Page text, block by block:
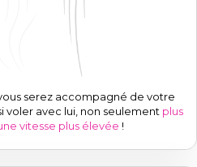
serez accompagné de votre
voler avec lui, non seulement plus
vitesse plus élevée !